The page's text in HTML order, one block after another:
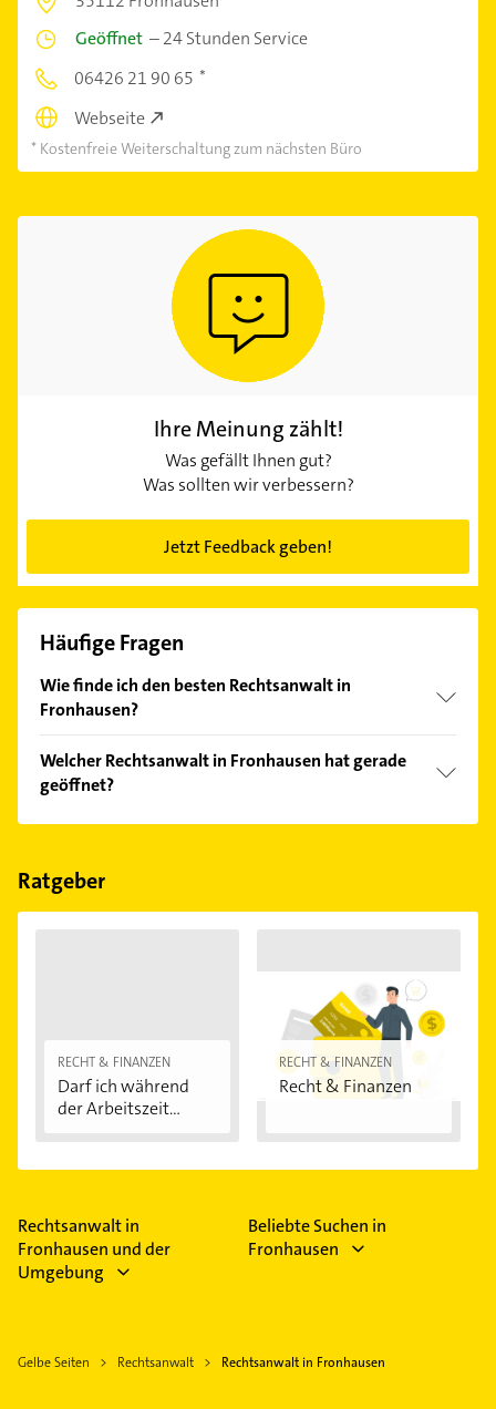
Geöffnet –24 Stunden Service
06426 21 90 65
Webseite
Kostenfreie Weiterschaltung zum nächsten Büro
Ihre Meinung zählt!
Was gefällt Ihnen gut?
Was sollten wir verbessern?
Jetzt Feedback geben!
Häufige Fragen
Wie finde ich den besten Rechtsanwalt in
Fronhausen?
Kundenmeinungen und profitieren Sie von den
Empfehlungen. Die Suchergebnisse können Sie sich
einfach nachBewertungensortiert anzeigen lassen.
Welcher Rechtsanwalt in Fronhausen hat gerade
geöffnet?
Im Anbieter-Bereich finden Sie alleÖffnungszeiten.
Feiertagen abweichen können.
Ratgeber
RECHT & FINANZEN
Darf ich während
der Arbeitszeit...
RECHT & FINANZEN
Recht & Finanzen
Rechtsanwalt in
Fronhausen und der
Umgebung
Beliebte Suchen in
Fronhausen
Gelbe Seiten Rechtsanwalt Rechtsanwalt in Fronhausen